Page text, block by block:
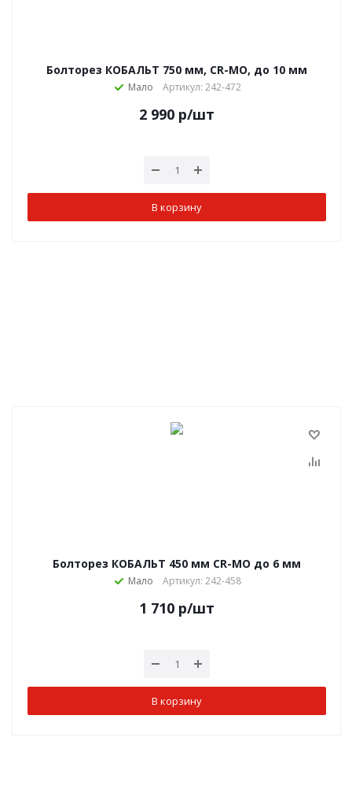
Болторез КОБАЛЬТ 750 мм, CR-MO, до 10 мм
Мало Артикул: 242-472
2 990 р/шт
В корзину
Болторез КОБАЛЬТ 450 мм CR-MO до 6 мм
Мало Артикул: 242-458
1 710 р/шт
В корзину